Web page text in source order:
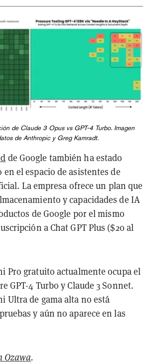
de Claude 3 Opus vs GPT-4 Turbo. Imagen
de Anthropic y Greg Kamradt.
de Google también ha estado
el espacio de asistentes de
La empresa ofrece un plan que
y capacidades de IA
de Google por el mismo
a Chat GPT Plus ($20 al
Pro gratuito actualmente ocupa el
GPT-4 Turbo y Claude 3 Sonnet.
Ultra de gama alta no está
y aún no aparece en las
Ozawa.